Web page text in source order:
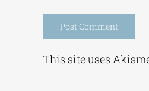
This site uses